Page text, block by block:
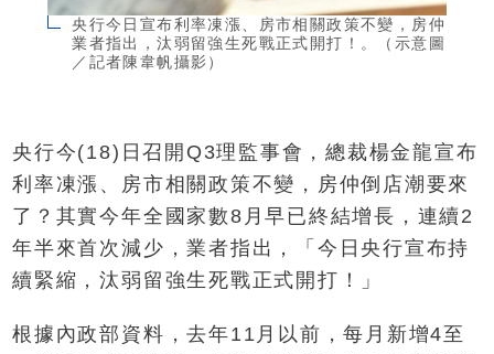
央行今日宣布利率凍漲、房市相關政策不變，房仲
業者指出，汰弱留強生死戰正式開打！。（示意圖
／記者陳韋帆攝影）
央行今(18)日召開Q3理監事會，總裁楊金龍宣布
利率凍漲、房市相關政策不變，房仲倒店潮要來
了？其實今年全國家數8月早已終結增長，連續2
年半來首次減少，業者指出，「今日央行宣布持
續緊縮，汰弱留強生死戰正式開打！」
根據內政部資料，去年11月以前，每月新增4至